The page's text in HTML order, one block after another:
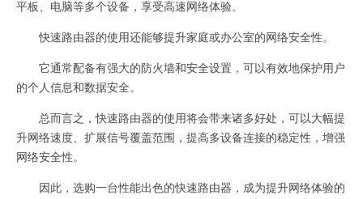
平板、电脑等多个设备，享受高速网络体验。
快速路由器的使用还能够提升家庭或办公室的网络安全性。
它通常配备有强大的防火墙和安全设置，可以有效地保护用户
的个人信息和数据安全。
总而言之，快速路由器的使用将会带来诸多好处，可以大幅提
升网络速度、扩展信号覆盖范围，提高多设备连接的稳定性，增强
网络安全性。
因此，选购一台性能出色的快速路由器，成为提升网络体验的